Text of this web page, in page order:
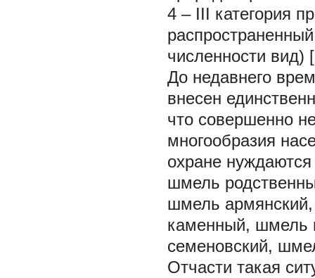
4 – III категория
численности вид)
До недавнего
внесен
что совершенно
многообразия
охране
шмель
шмель
каменный, шмель
семеновский,
Отчасти такая